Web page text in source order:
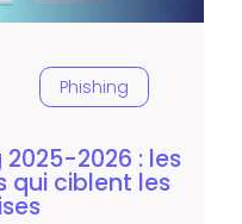
Phishing
2026 : les
qui ciblent les